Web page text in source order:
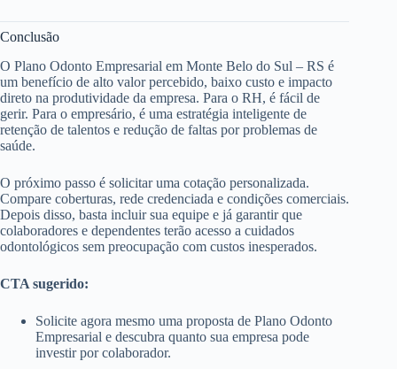
Conclusão
O Plano Odonto Empresarial em Monte Belo do Sul – RS é
um benefício de alto valor percebido, baixo custo e impacto
direto na produtividade da empresa. Para o RH, é fácil de
gerir. Para o empresário, é uma estratégia inteligente de
retenção de talentos e redução de faltas por problemas de
saúde.
O próximo passo é solicitar uma cotação personalizada.
Compare coberturas, rede credenciada e condições comerciais.
Depois disso, basta incluir sua equipe e já garantir que
colaboradores e dependentes terão acesso a cuidados
odontológicos sem preocupação com custos inesperados.
CTA sugerido:
Solicite agora mesmo uma proposta de Plano Odonto
Empresarial e descubra quanto sua empresa pode
investir por colaborador.